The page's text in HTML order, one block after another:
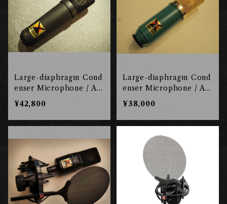
Large-diaphragm Cond
enser Microphone / AM
ATERAS 8087 ［長岡工
房］
¥42,800
Large-diaphragm Cond
enser Microphone / AM
ATERAS 8067 ［長岡工
房］
¥38,000